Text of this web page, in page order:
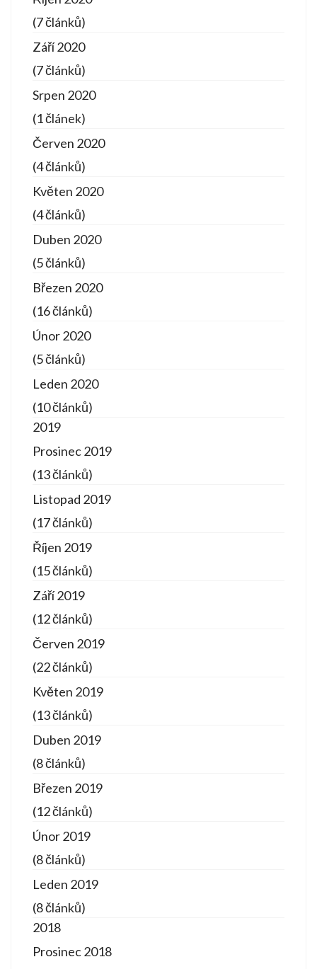
(7 článků)
Září 2020
(7 článků)
Srpen 2020
(1 článek)
Červen 2020
(4 článků)
Květen 2020
(4 článků)
Duben 2020
(5 článků)
Březen 2020
(16 článků)
Únor 2020
(5 článků)
Leden 2020
(10 článků)
2019
Prosinec 2019
(13 článků)
Listopad 2019
(17 článků)
Říjen 2019
(15 článků)
Září 2019
(12 článků)
Červen 2019
(22 článků)
Květen 2019
(13 článků)
Duben 2019
(8 článků)
Březen 2019
(12 článků)
Únor 2019
(8 článků)
Leden 2019
(8 článků)
2018
Prosinec 2018